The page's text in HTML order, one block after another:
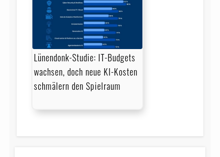
Lünendonk-Studie: IT-Budgets
wachsen, doch neue KI-Kosten
schmälern den Spielraum